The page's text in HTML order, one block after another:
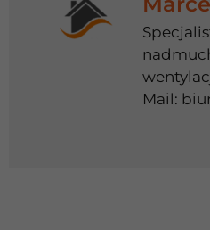
Mail: